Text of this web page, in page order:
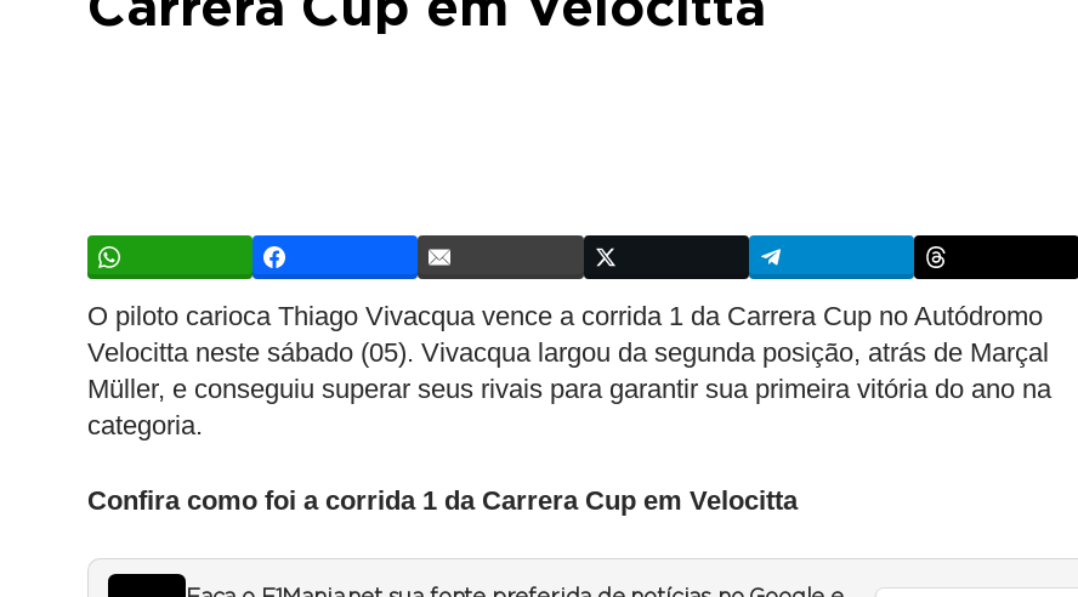
O piloto carioca Thiago Vivacqua vence a corrida 1 da Carrera Cup no Autódromo
Velocitta neste sábado (05). Vivacqua largou da segunda posição, atrás de Marçal
Müller, e conseguiu superar seus rivais para garantir sua primeira vitória do ano na
categoria.
Confira como foi a corrida 1 da Carrera Cup em Velocitta